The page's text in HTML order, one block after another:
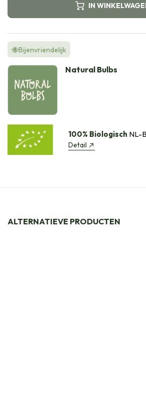
IN
🐝Bijenvriendelijk
Natural Bulbs
100% Biologisch NL-
Detail
ALTERNATIEVE PRODUCTEN